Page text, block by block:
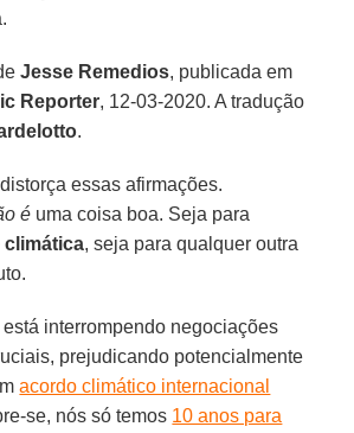
Jesse Remedios, publicada em
Reporter, 12-03-2020. A tradução
.
essas afirmações.
é uma coisa boa. Seja para
climática, seja para qualquer outra
está interrompendo negociações
prejudicando potencialmente
acordo climático internacional
se, nós só temos 10 anos para